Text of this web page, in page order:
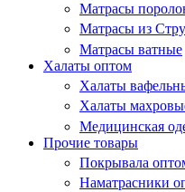
Матрасы
Матрасы из
Матрасы ватные
Халаты оптом
Халаты
Халаты
Медицинская
Прочие товары
Покрывала
Наматрасники